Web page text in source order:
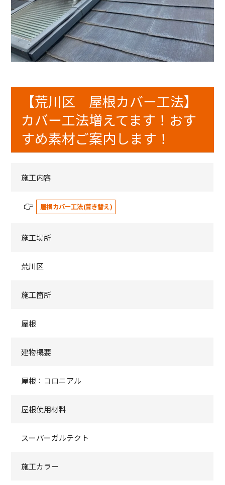
【荒川区 屋根カバー工法】
カバー工法増えてます！おす
すめ素材ご案内します！
施工内容
屋根カバー工法(葺き替え)
施工場所
荒川区
施工箇所
屋根
建物概要
屋根：コロニアル
屋根使用材料
スーパーガルテクト
施工カラー